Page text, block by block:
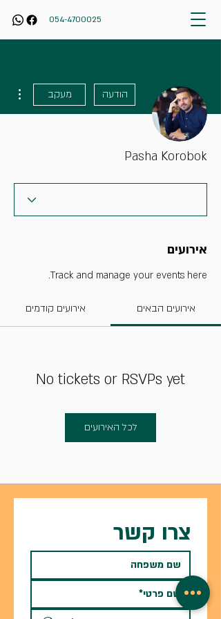
054-4700025
הודעה מעקב
Pasha Korobok
אירועים
Track and manage your events here.
אירועים הבאים אירועים קודמים
No tickets or RSVPs yet
לכל האירועים
צרו קשר